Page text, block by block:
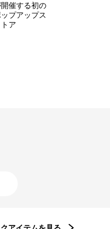
催する初の
プアップス
トア